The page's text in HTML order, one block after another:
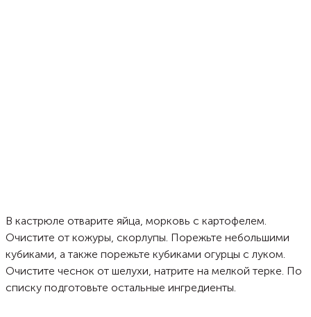
В кастрюле отварите яйца, морковь с картофелем.
Очистите от кожуры, скорлупы. Порежьте небольшими
кубиками, а также порежьте кубиками огурцы с луком.
Очистите чеснок от шелухи, натрите на мелкой терке. По
списку подготовьте остальные ингредиенты.